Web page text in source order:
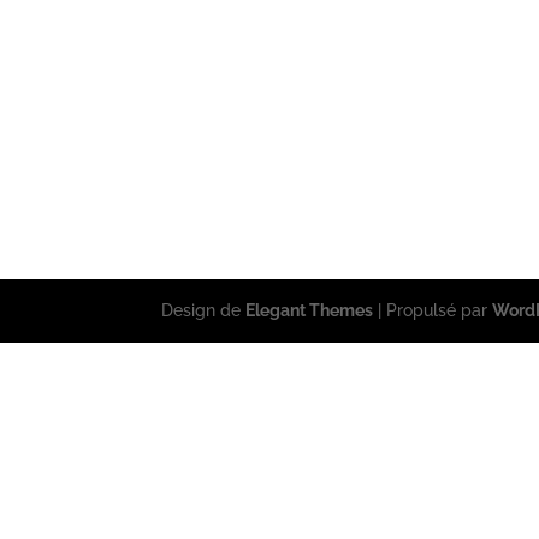
Design de Elegant Themes | Propulsé par